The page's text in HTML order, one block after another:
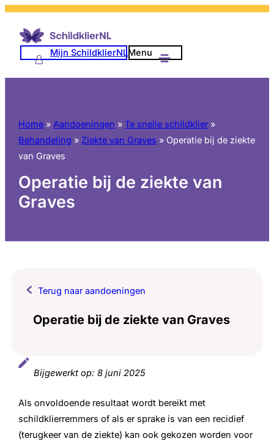
Mijn SchildklierNLMenu
Home »Aandoeningen » Te snelle schildklier »
Behandeling » Ziekte van Graves » Operatie bij de ziekte
van Graves
Operatie bij de ziekte van
Graves
Bijgewerkt op: 8 juni 2025
Als onvoldoende resultaat wordt bereikt met
schildklierremmers of als er sprake is van een recidief
(terugkeer van de ziekte) kan ook gekozen worden voor
Terug naar aandoeningen
Operatie bij de ziekte van Graves